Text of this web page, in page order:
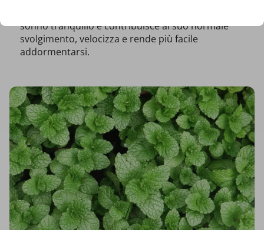
sonno tranquillo e contribuisce al suo normale
svolgimento, velocizza e rende più facile
addormentarsi.